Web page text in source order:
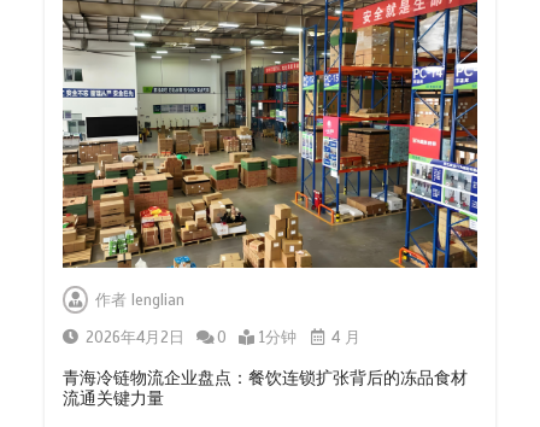
作者 lenglian
2026年4月2日
0 1分钟 4 月
青海冷链物流企业盘点：餐饮连锁扩张背后的冻品食材
流通关键力量